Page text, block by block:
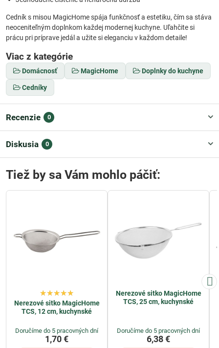
Cedník s misou MagicHome spája funkčnosť a estetiku, čím sa stáva
neoceniteľným doplnkom každej modernej kuchyne. Uľahčite si
prácu pri príprave jedál a užite si eleganciu v každom detaile!
Viac z kategórie
Domácnosť MagicHome Doplnky do kuchyne
Cedníky
Recenzie 0
Diskusia 0
Tiež by sa Vám mohlo páčiť:
Nerezové sitko MagicHome
TCS, 12 cm, kuchynské
Doručíme do 5 pracovných dní
1,70 €
Nerezové sitko MagicHome
TCS, 25 cm, kuchynské
Doručíme do 5 pracovných dní
6,38 €